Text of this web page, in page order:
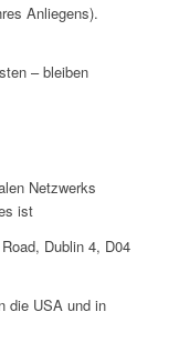
Anliegens).
– bleiben
Netzwerks
ist
Dublin 4, D04
die USA und in